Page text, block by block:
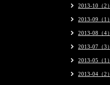
2013-10（2）
2013-09（1）
2013-08（4）
2013-07（3）
2013-05（1）
2013-04（2）